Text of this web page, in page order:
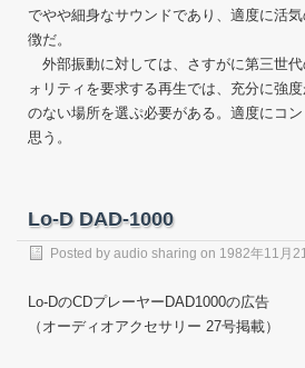
でやや細身なサウンドであり、適度に活
徴だ。
外部振動に対しては、さすがに第三世
ォリティを要求する再生では、充分に強
のない場所を選ぷ必要がある。適度にコ
思う。
Lo-D DAD-1000
Posted by audio sharing on 1982年11月
Lo-DのCDプレーヤーDAD1000の広告
（オーディオアクセサリー 27号掲載）